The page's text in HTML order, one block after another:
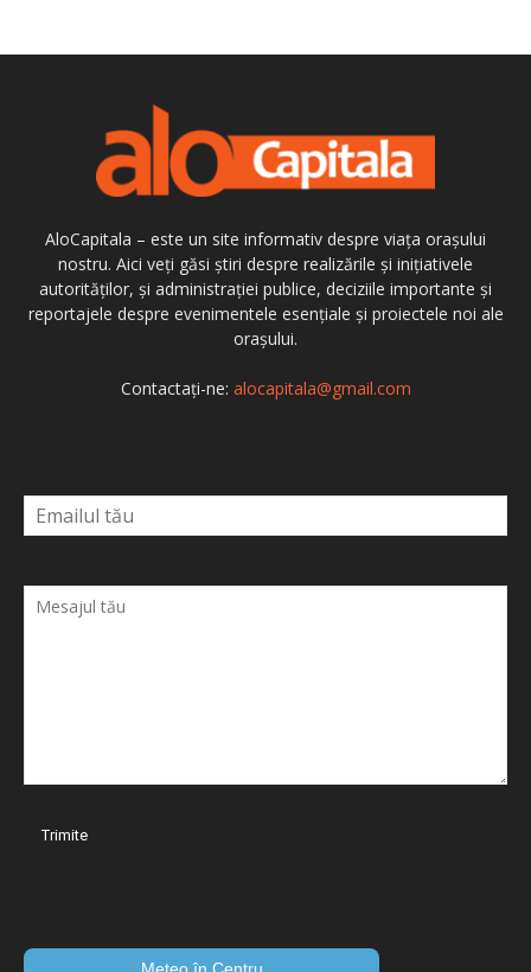
AloCapitala – este un site informativ despre viața orașului
nostru. Aici veți găsi știri despre realizările și inițiativele
autorităților, și administrației publice, deciziile importante și
reportajele despre evenimentele esențiale și proiectele noi ale
orașului.
Contactați-ne: alocapitala@gmail.com